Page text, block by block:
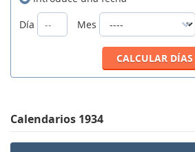
Día
Mes
Calendarios 1934